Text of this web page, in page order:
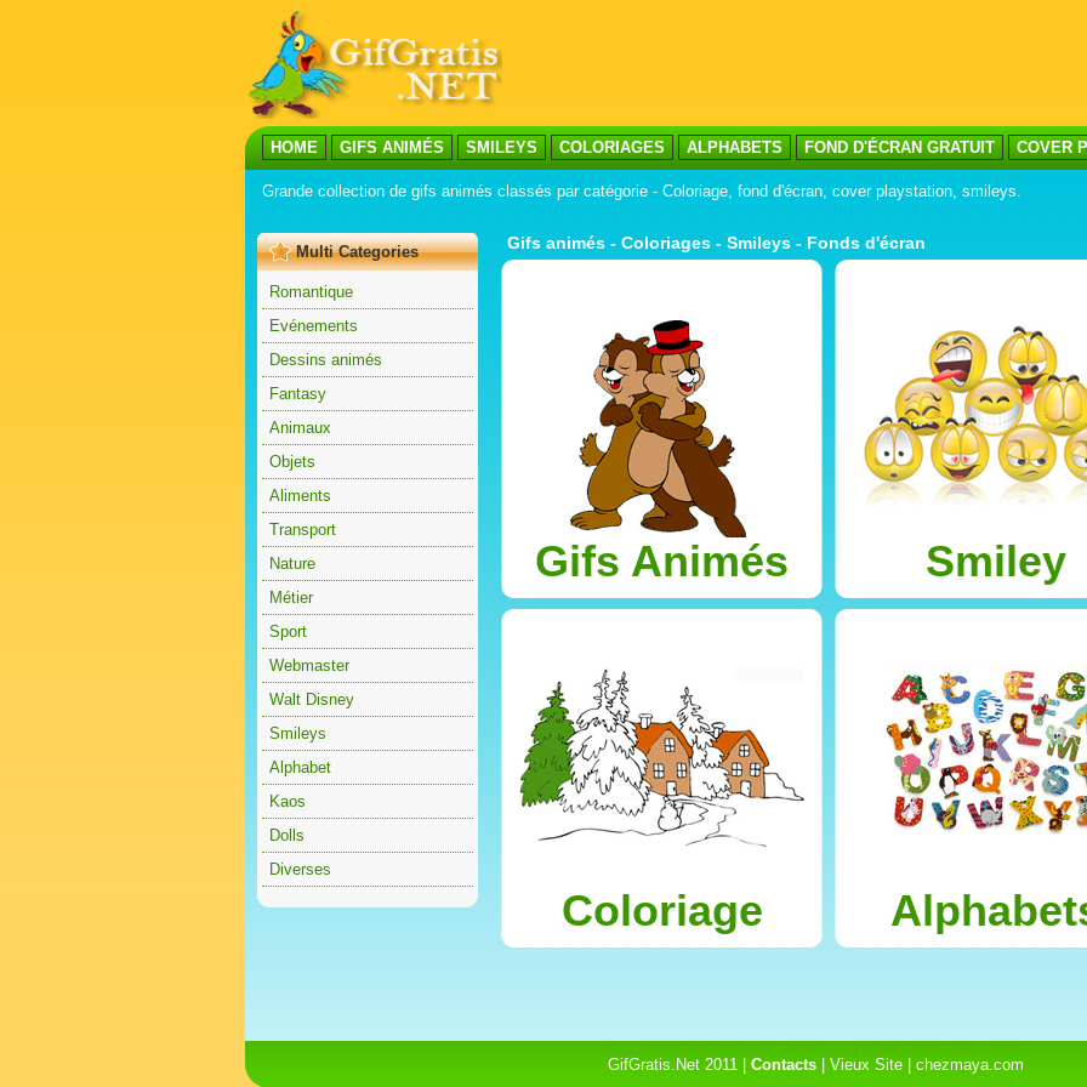
HOME GIFS ANIMÉS SMILEYS COLORIAGES ALPHABETS FOND D'ÉCRAN GRATUIT COVER
Grande collection de gifs animés classés par catégorie - Coloriage, fond d'écran, cover playstation, smileys.
Multi Categories
Romantique
Evénements
Dessins animés
Fantasy
Animaux
Objets
Aliments
Transport
Nature
Métier
Sport
Webmaster
Walt Disney
Smileys
Alphabet
Kaos
Dolls
Diverses
Gifs animés - Coloriages - Smileys - Fonds d'écran
Gifs Animés Smiley
Coloriage
GifGratis.Net 2011 | Contacts| Vieux Site| chezmaya.com